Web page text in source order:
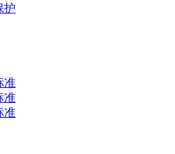
护
准
准
准